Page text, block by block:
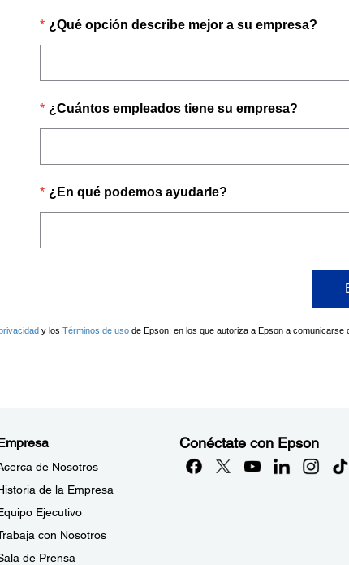
de Nosotros
de la Empresa
Ejecutivo
con Nosotros
de Prensa
Conéctate con Epson